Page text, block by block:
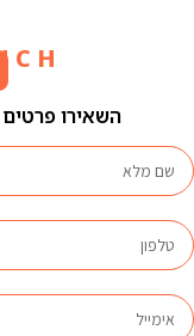
H
השאירו פרטים